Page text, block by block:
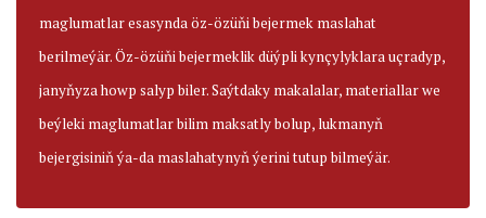
maglumatlar esasynda öz-özüňi bejermek maslahat
berilmeýär. Öz-özüňi bejermeklik düýpli kynçylyklara uçradyp,
janyňyza howp salyp biler. Saýtdaky makalalar, materiallar we
beýleki maglumatlar bilim maksatly bolup, lukmanyň
bejergisiniň ýa-da maslahatynyň ýerini tutup bilmeýär.